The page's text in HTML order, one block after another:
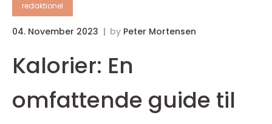
redaktionel
04. November 2023 by Peter Mortensen
Kalorier: En
omfattende guide til